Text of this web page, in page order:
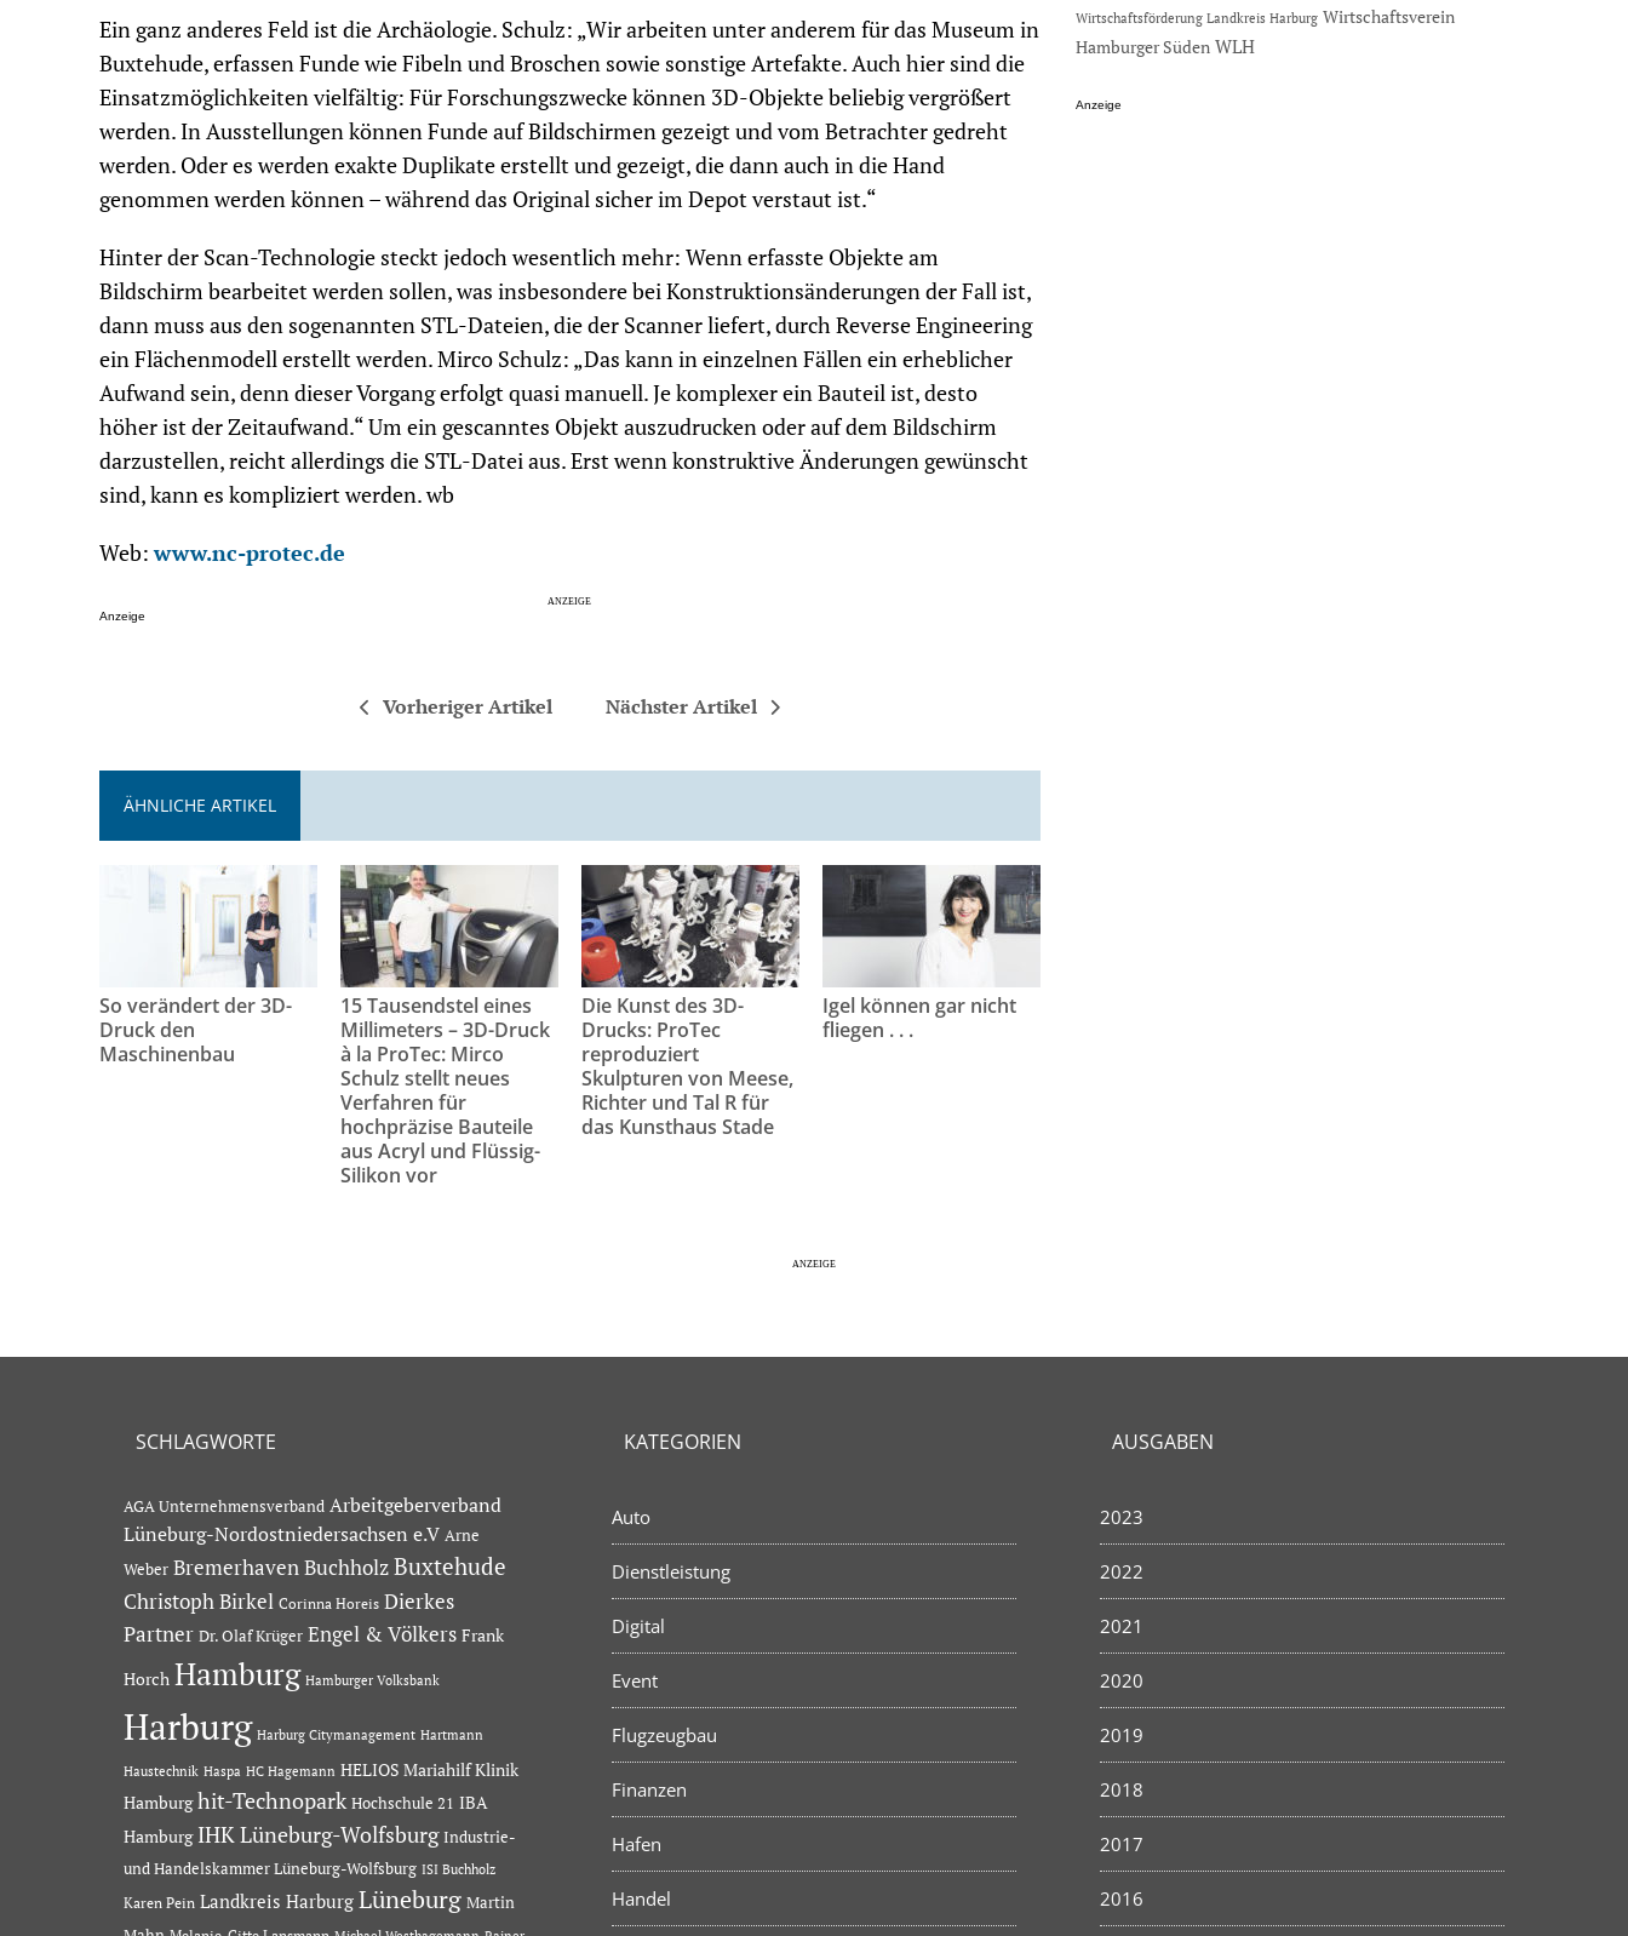
Ein ganz anderes Feld ist die Archäologie. Schulz: „Wir arbeiten unter anderem für das Museum in
Buxtehude, erfassen Funde wie Fibeln und Broschen sowie sonstige Artefakte. Auch hier sind die
Einsatzmöglichkeiten vielfältig: Für Forschungszwecke können 3D-Objekte beliebig vergrößert
werden. In Ausstellungen können Funde auf Bildschirmen gezeigt und vom Betrachter gedreht
werden. Oder es werden exakte Duplikate erstellt und gezeigt, die dann auch in die Hand
genommen werden können – während das Original sicher im Depot verstaut ist.“
Hinter der Scan-Technologie steckt jedoch wesentlich mehr: Wenn erfasste Objekte am
Bildschirm bearbeitet werden sollen, was insbesondere bei Konstruktionsänderungen der Fall ist,
dann muss aus den sogenannten STL-Dateien, die der Scanner liefert, durch Reverse Engineering
ein Flächenmodell erstellt werden. Mirco Schulz: „Das kann in einzelnen Fällen ein erheblicher
Aufwand sein, denn dieser Vorgang erfolgt quasi manuell. Je komplexer ein Bauteil ist, desto
höher ist der Zeitaufwand.“ Um ein gescanntes Objekt auszudrucken oder auf dem Bildschirm
darzustellen, reicht allerdings die STL-Datei aus. Erst wenn konstruktive Änderungen gewünscht
sind, kann es kompliziert werden. wb
Web:www.nc-protec.de
Anzeige
Vorheriger Artikel Nächster Artikel
ÄHNLICHE ARTIKEL
So verändert der 3D-
Druck den
Maschinenbau
15 Tausendstel eines
Millimeters – 3D-Druck
à la ProTec: Mirco
Schulz stellt neues
Verfahren für
hochpräzise Bauteile
aus Acryl und Flüssig-
Silikon vor
Die Kunst des 3D-
Drucks: ProTec
reproduziert
Skulpturen von Meese,
Richter und Tal R für
das Kunsthaus Stade
Igel können gar nicht
fliegen . . .
Wirtschaftsförderung Landkreis Harburg Wirtschaftsverein
Hamburger Süden WLH
Anzeige
SCHLAGWORTE
AGA Unternehmensverband Arbeitgeberverband
Lüneburg-Nordostniedersachsen e.V Arne
Weber BremerhavenBuchholzBuxtehude
Christoph Birkel Corinna Horeis Dierkes
Partner Dr. Olaf Krüger Engel & Völkers Frank
Horch Hamburg Hamburger Volksbank
Harburg Harburg Citymanagement Hartmann
Haustechnik Haspa HC Hagemann HELIOS Mariahilf Klinik
Hamburg hit-Technopark Hochschule 21 IBA
Hamburg IHK Lüneburg-Wolfsburg Industrie-
und Handelskammer Lüneburg-Wolfsburg ISI Buchholz
Karen Pein Landkreis Harburg Lüneburg Martin
KATEGORIEN
Auto
Dienstleistung
Digital
Event
Flugzeugbau
Finanzen
Hafen
Handel
AUSGABEN
2023
2022
2021
2020
2019
2018
2017
2016